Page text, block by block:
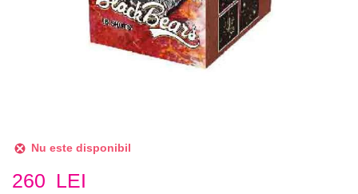
Nu este disponibil
260 LEI